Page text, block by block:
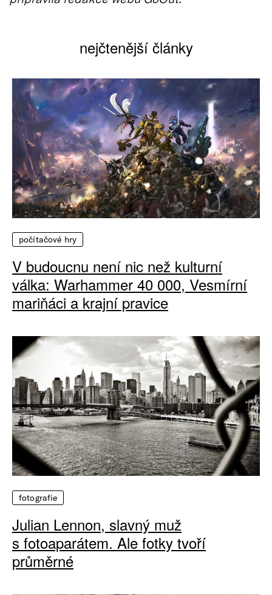
nejčtenější články
počítačové hry
V budoucnu není nic než kulturní
válka: Warhammer 40 000, Vesmírní
mariňáci a krajní pravice
fotografie
Julian Lennon, slavný muž
s fotoaparátem. Ale fotky tvoří
průměrné